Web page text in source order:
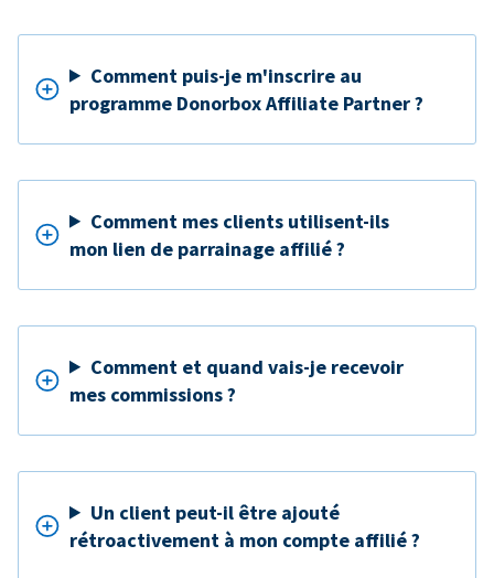
Comment puis-je m'inscrire au
programme Donorbox Affiliate Partner ?
Comment mes clients utilisent-ils
mon lien de parrainage affilié ?
Comment et quand vais-je recevoir
mes commissions ?
Un client peut-il être ajouté
rétroactivement à mon compte affilié ?